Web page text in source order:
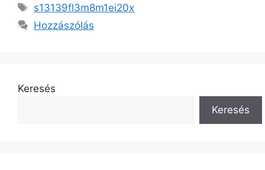
s13139fl3m8m1ei20x
Hozzászólás
Keresés
Keresés